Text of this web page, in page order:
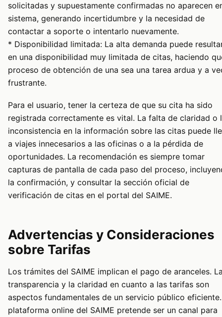
solicitadas y supuestamente confirmadas no aparecen
sistema, generando incertidumbre y la necesidad de
contactar a soporte o intentarlo nuevamente.
* Disponibilidad limitada: La alta demanda puede
en una disponibilidad muy limitada de citas, haciendo
proceso de obtención de una sea una tarea ardua y a
frustrante.
Para el usuario, tener la certeza de que su cita ha sido
registrada correctamente es vital. La falta de claridad o
inconsistencia en la información sobre las citas puede
a viajes innecesarios a las oficinas o a la pérdida de
oportunidades. La recomendación es siempre tomar
capturas de pantalla de cada paso del proceso,
la confirmación, y consultar la sección oficial de
verificación de citas en el portal del SAIME.
Advertencias y Consideraciones
sobre Tarifas
Los trámites del SAIME implican el pago de aranceles.
transparencia y la claridad en cuanto a las tarifas son
aspectos fundamentales de un servicio público
plataforma online del SAIME pretende ser un canal para